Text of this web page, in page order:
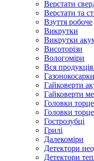
Верстати
Верстати та
Взуття робоче
Викрутки
Викрутки
Висоторізи
Вологоміри
Вся
Гайковерти
Гайковерти
Головки
Головки
Гострозубці
Грилі
Далекоміри
Детектори
Детектори